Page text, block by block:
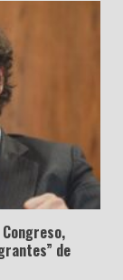
de